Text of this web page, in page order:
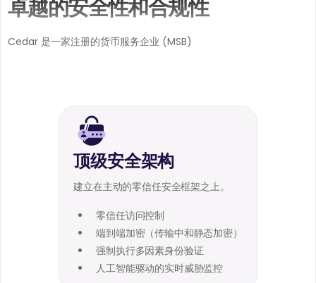
卓越的安全性和合规性
Cedar 是一家注册的货币服务企业 (MSB)
顶级安全架构
建立在主动的零信任安全框架之上。
零信任访问控制
端到端加密（传输中和静态加密）
强制执行多因素身份验证
人工智能驱动的实时威胁监控